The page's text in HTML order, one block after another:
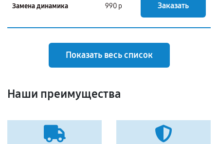
Замена динамика 990 р Заказать
Показать весь список
Наши преимущества